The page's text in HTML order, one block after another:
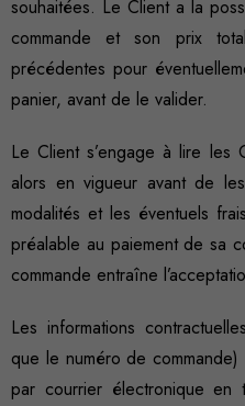
souhaitées. Le Client a la
commande et son prix
précédentes pour
panier, avant de le valider.
Le Client s’engage à lire les
alors en vigueur avant de
modalités et les éventuels
préalable au paiement de sa
commande entraîne
Les informations
que le numéro de commande)
par courrier électronique